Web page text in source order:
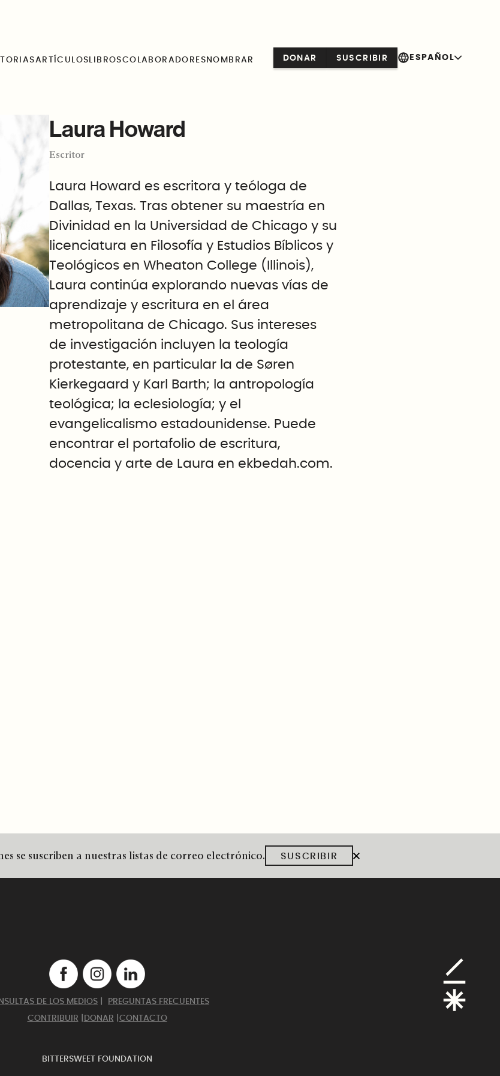
ARTÍCULOS LIBROSCOLABORADORES NOMBRAR DONAR SUSCRIBIR ESPAÑOL
Laura Howard
Escritor
Laura Howard es escritora y teóloga de
Dallas, Texas. Tras obtener su maestría en
Divinidad en la Universidad de Chicago y su
licenciatura en Filosofía y Estudios Bíblicos y
Teológicos en Wheaton College (Illinois),
Laura continúa explorando nuevas vías de
aprendizaje y escritura en el área
metropolitana de Chicago. Sus intereses
de investigación incluyen la teología
protestante, en particular la de Søren
Kierkegaard y Karl Barth; la antropología
teológica; la eclesiología; y el
evangelicalismo estadounidense. Puede
encontrar el portafolio de escritura,
docencia y arte de Laura en ekbedah.com.
se suscriben a nuestras listas de correo electrónico. SUSCRIBIR
DE LOS MEDIOS
PREGUNTAS FRECUENTES
CONTRIBUIR
DONAR CONTACTO
BITTERSWEET FOUNDATION